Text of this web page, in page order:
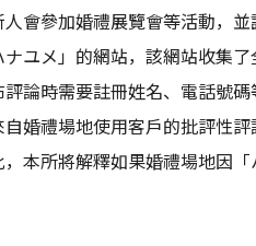
會參加婚禮展覽會等活動，
ユメ」的網站，該網站收集
論時需要註冊姓名、電話號
婚禮場地使用客戶的批評性
本所將解釋如果婚禮場地因